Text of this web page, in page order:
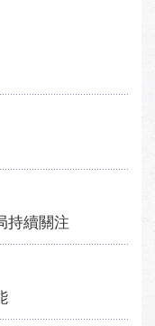
持續關注